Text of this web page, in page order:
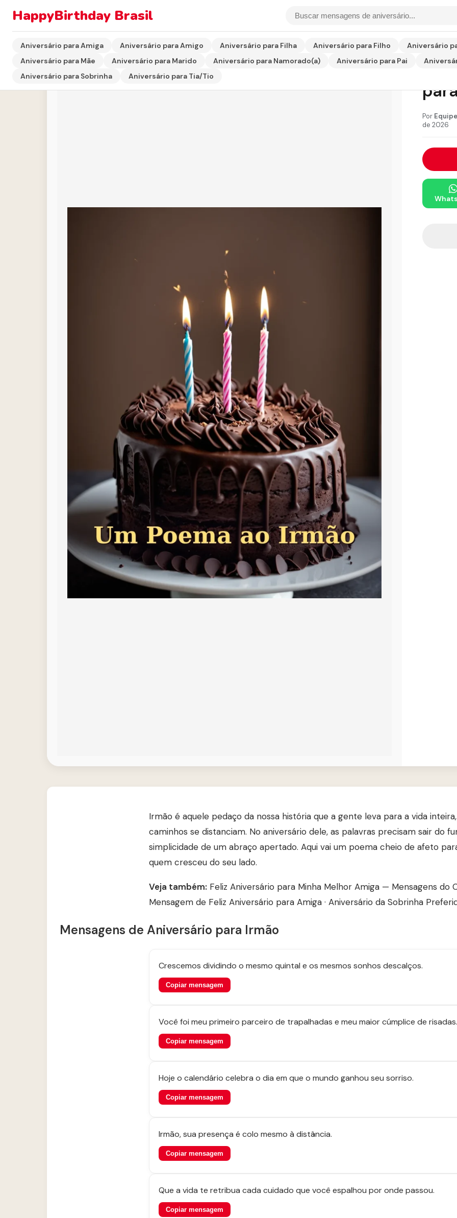
HappyBirthday Brasil
Aniversário para Amiga Aniversário para Amigo Aniversário para Filha Aniversário para Filho
Aniversário
Aniversário para Mãe
Aniversário para Marido Aniversário para Namorado(a) Aniversário para Pai
Aniversário para Sobrinha
Aniversário para Tia/Tio
Por
de 2026
Irmão é aquele pedaço da nossa história que a gente leva para a vida
caminhos se distanciam. No aniversário dele, as palavras precisam sair do
simplicidade de um abraço apertado. Aqui vai um poema cheio de afeto
quem cresceu do seu lado.
Veja também: Feliz Aniversário para Minha Melhor Amiga — Mensagens do
Mensagem de Feliz Aniversário para Amiga · Aniversário da Sobrinha
Mensagens de Aniversário para Irmão
Crescemos dividindo o mesmo quintal e os mesmos sonhos descalços.
Copiar mensagem
Você foi meu primeiro parceiro de trapalhadas e meu maior cúmplice de risadas.
Copiar mensagem
Hoje o calendário celebra o dia em que o mundo ganhou seu sorriso.
Copiar mensagem
Irmão, sua presença é colo mesmo à distância.
Copiar mensagem
Que a vida te retribua cada cuidado que você espalhou por onde passou.
Copiar mensagem